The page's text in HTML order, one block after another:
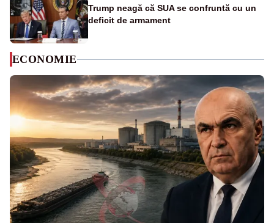
Trump neagă că SUA se confruntă cu un
deficit de armament
ECONOMIE